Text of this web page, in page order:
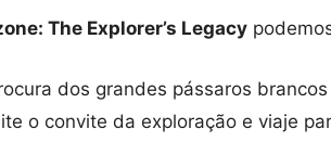
The Explorer’s Legacy
dos grandes pássaros
o convite da exploração e viaje